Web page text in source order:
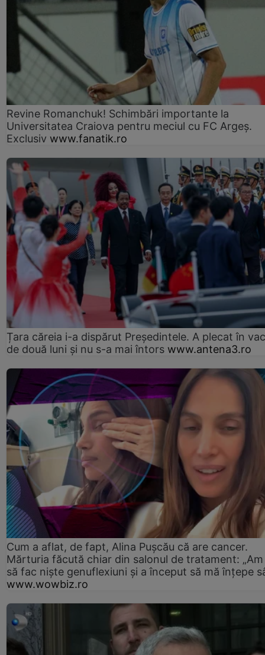
Revine Romanchuk! Schimbări importante la
Universitatea Craiova pentru meciul cu FC Argeş.
Exclusiv www.fanatik.ro
Țara căreia i-a dispărut Președintele. A plecat în
de două luni și nu s-a mai întors www.antena3.ro
Cum a aflat, de fapt, Alina Pușcău că are cancer.
Mărturia făcută chiar din salonul de tratament:
să fac niște genuflexiuni și a început să mă înțepe
www.wowbiz.ro